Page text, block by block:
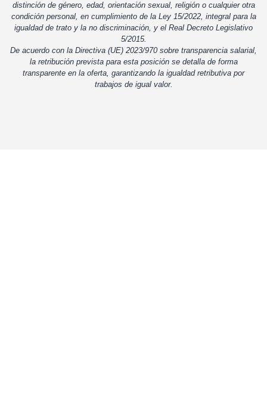
distinción de género, edad, orientación sexual, religión o cualquier otra
condición personal, en cumplimiento de la Ley 15/2022, integral para la
igualdad de trato y la no discriminación, y el Real Decreto Legislativo
5/2015.
De acuerdo con la Directiva (UE) 2023/970 sobre transparencia salarial,
la retribución prevista para esta posición se detalla de forma
transparente en la oferta, garantizando la igualdad retributiva por
trabajos de igual valor.